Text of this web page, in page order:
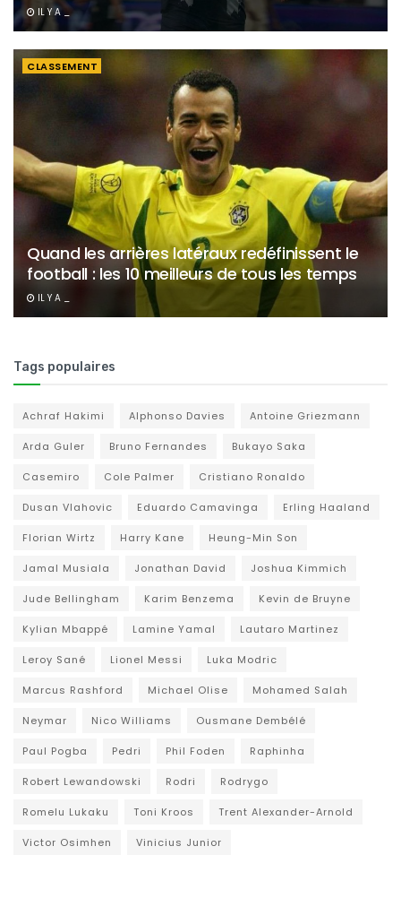
IL Y A _
CLASSEMENT
Quand les arrières latéraux redéfinissent le
football : les 10 meilleurs de tous les temps
IL Y A _
Tags populaires
Achraf Hakimi Alphonso Davies Antoine Griezmann
Arda Guler Bruno Fernandes Bukayo Saka
Casemiro Cole Palmer Cristiano Ronaldo
Dusan Vlahovic Eduardo Camavinga Erling Haaland
Florian Wirtz Harry Kane Heung-Min Son
Jamal Musiala Jonathan David Joshua Kimmich
Jude Bellingham Karim Benzema Kevin de Bruyne
Kylian Mbappé Lamine Yamal Lautaro Martinez
Leroy Sané Lionel Messi Luka Modric
Marcus Rashford Michael Olise Mohamed Salah
Neymar Nico Williams Ousmane Dembélé
Paul Pogba Pedri Phil Foden Raphinha
Robert Lewandowski Rodri Rodrygo
Romelu Lukaku Toni Kroos Trent Alexander-Arnold
Victor Osimhen Vinicius Junior